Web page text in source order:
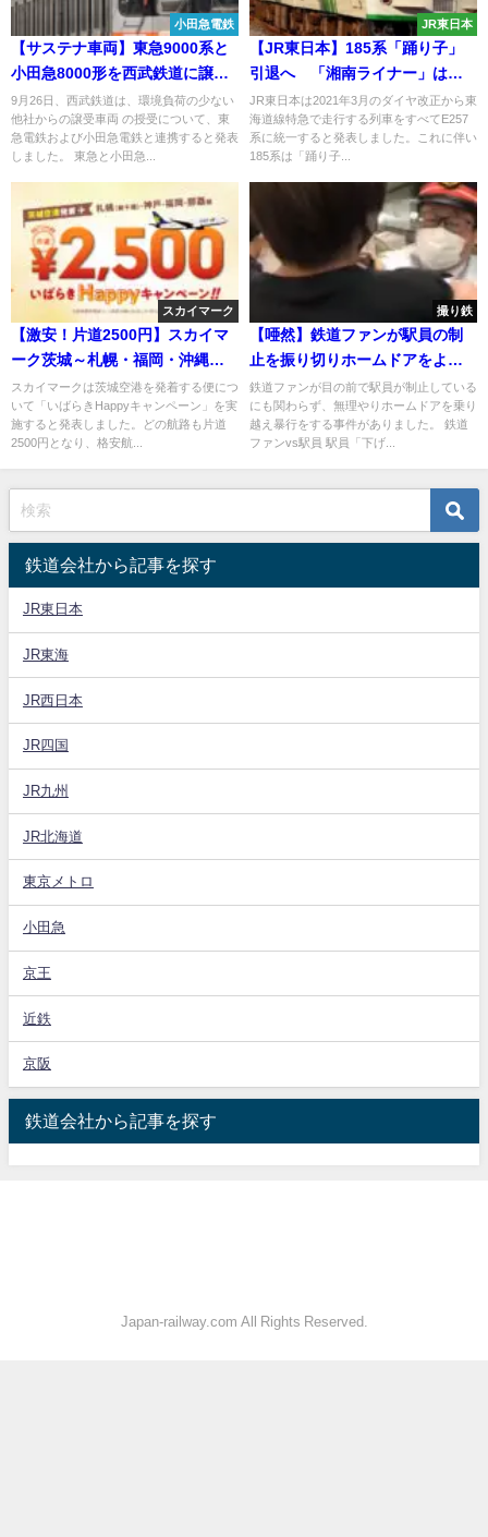
小田急電鉄
【サステナ車両】東急9000系と
小田急8000形を西武鉄道に譲渡
国分寺線や西武秩父線など置き
換えか
9月26日、西武鉄道は、環境負荷の少ない
他社からの譲受車両 の授受について、東
急電鉄および小田急電鉄と連携すると発表
しました。 東急と小田急...
JR東日本
【JR東日本】185系「踊り子」
引退へ 「湘南ライナー」は特
急化で廃止 2021年3月ダイヤ改
正で値上げ・指定席料金に
JR東日本は2021年3月のダイヤ改正から東
海道線特急で走行する列車をすべてE257
系に統一すると発表しました。これに伴い
185系は「踊り子...
スカイマーク
【激安！片道2500円】スカイマ
ーク茨城～札幌・福岡・沖縄・
神戸便
スカイマークは茨城空港を発着する便につ
いて「いばらきHappyキャンペーン」を実
施すると発表しました。どの航路も片道
2500円となり、格安航...
撮り鉄
【唖然】鉄道ファンが駅員の制
止を振り切りホームドアをよじ
登り暴行 ｢どんだけ待ったと思っ
てるんだよ｣｢二度と金払わねえ
ぞ｣
鉄道ファンが目の前で駅員が制止している
にも関わらず、無理やりホームドアを乗り
越え暴行をする事件がありました。 鉄道
ファンvs駅員 駅員「下げ...
鉄道会社から記事を探す
JR東日本
JR東海
JR西日本
JR四国
JR九州
JR北海道
東京メトロ
小田急
京王
近鉄
京阪
鉄道会社から記事を探す
Japan-railway.com All Rights Reserved.